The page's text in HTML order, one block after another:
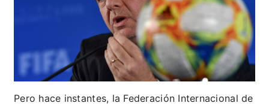
Pero hace instantes, la Federación Internacional de